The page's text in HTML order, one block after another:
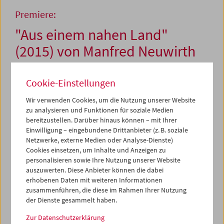
Premiere:
"Aus einem nahen Land"
(2015) von Manfred Neuwirth
5. März 2015
Manfred Neuwirth zählt zu den Allroundern unter
Österreichs unabhängigen Filmschaffenden. Seit bald
vierzig Jahren wechselt er zwischen allen Stilen, Genres
und Formaten, vom klassischen Dokumentarfilm über
aufwendige Installationen und experimentelle Videos bis
zu Found-Footage-Bearbeitungen. Er ist Archivar,
Fotograf und Tonsucher, dazu noch gefragter
Kameramann, Editor und Produzent – und Mitbegründer
der Medienwerkstatt Wien. Hier entstanden auch seine
ersten (Gemeinschafts-)Arbeiten, gefolgt von zwei langen
Dokumentarfilmen,Erinnerungen an ein verlorenes Land
Cookie-Einstellungen
Wir verwenden Cookies, um die Nutzung unserer Website
zu analysieren und Funktionen für soziale Medien
bereitzustellen. Darüber hinaus können – mit Ihrer
Einwilligung – eingebundene Drittanbieter (z. B. soziale
Netzwerke, externe Medien oder Analyse-Dienste)
Cookies einsetzen, um Inhalte und Anzeigen zu
personalisieren sowie Ihre Nutzung unserer Website
auszuwerten. Diese Anbieter können die dabei
erhobenen Daten mit weiteren Informationen
zusammenführen, die diese im Rahmen Ihrer Nutzung
der Dienste gesammelt haben.
Zur Datenschutzerklärung